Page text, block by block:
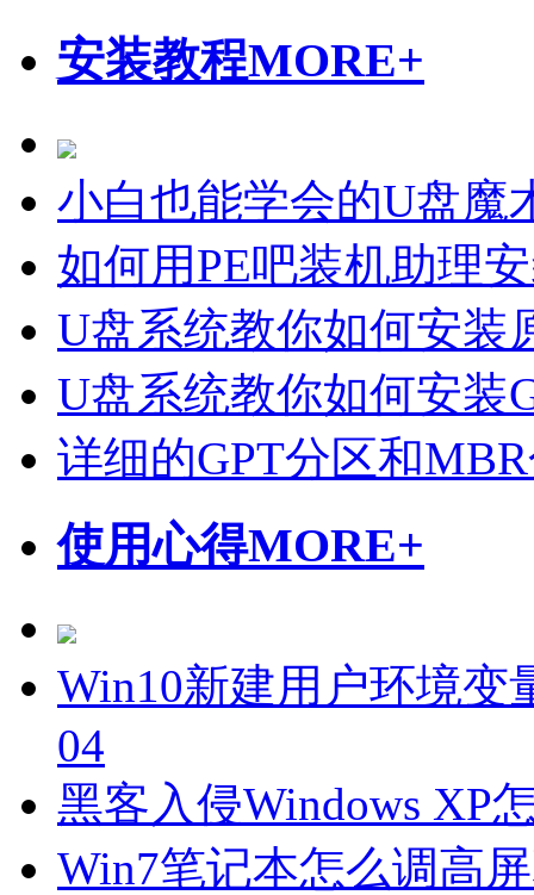
安装教程MORE+
小白也能学会的U盘魔
如何用PE吧装机助理
U盘系统教你如何安装
U盘系统教你如何安装
详细的GPT分区和
使用心得MORE+
Win10新建用户环境变
04
黑客入侵Windows XP
Win7笔记本怎么调高